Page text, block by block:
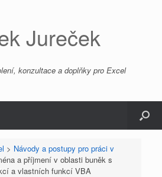
Jureček
konzultace a doplňky pro Excel
> Návody a postupy pro práci v
a příjmení v oblasti buněk s
a vlastních funkcí VBA